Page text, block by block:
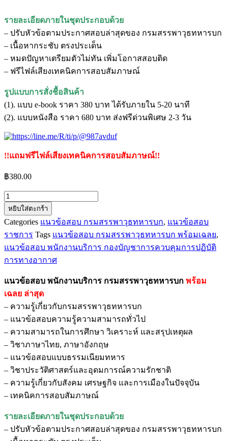
รายละเอียดภายในชุดประกอบด้วย
– ปรับหัวข้อตามประกาศสอบล่าสุดของ กรมสรรพาวุธทหารบก
– เนื้อหากระชับ ตรงประเด็น
– หมดปัญหาเตรียมตัวไม่ทัน เพิ่มโอกาสสอบติด
– ฟรีไฟล์เสียงเทคนิคการสอบสัมภาษณ์
รูปแบบการสั่งชื้อสินค้า
(1). แบบ e-book ราคา 380 บาท ได้รับภายใน 5-20 นาที
(2). แบบหนังสือ ราคา 680 บาท ส่งฟรีด่วนพิเศษ 2-3 วัน
!!แถมฟรีไฟล์เสียงเทคนิคการสอบสัมภาษณ์!!
฿380.00
จำนวน
แนว
ข้อสอบ
พนักงาน
บริการ
กรม
ทหาร
บก
ชิ้น
หยิบใส่ตะกร้า
Categories แนวข้อสอบ กรมสรรพาวุธทหารบก, แนวข้อสอบ
ราชการ Tags แนวข้อสอบ กรมสรรพาวุธทหารบก พร้อมเฉลย,
แนวข้อสอบ พนักงานบริการ กองบัญชาการควบคุมการปฏิบัติ
การทางอากาศ
แนวข้อสอบ พนักงานบริการ กรมสรรพาวุธทหารบก พร้อม
เฉลย ล่าสุด
– ความรู้เกี่ยวกับกรมสรรพาวุธทหารบก
– แนวข้อสอบความรู้ความสามารถทั่วไป
– ความสามารถในการศึกษา วิเคราะห์ และสรุปเหตุผล
– วิชาภาษาไทย, ภาษาอังกฤษ
– แนวข้อสอบแบบธรรมเนียมทหาร
– วิชาประวัติศาสตร์และอุดมการณ์ความรักชาติ
– ความรู้เกี่ยวกับสังคม เศรษฐกิจ และการเมืองในปัจจุบัน
– เทคนิคการสอบสัมภาษณ์
รายละเอียดภายในชุดประกอบด้วย
– ปรับหัวข้อตามประกาศสอบล่าสุดของ กรมสรรพาวุธทหารบก